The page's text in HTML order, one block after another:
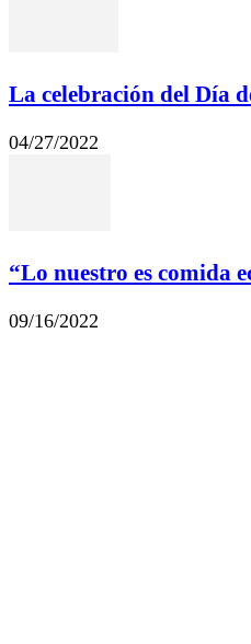
La celebración del Día
04/27/2022
“Lo nuestro es comida
09/16/2022